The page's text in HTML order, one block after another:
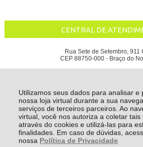
Utilizamos seus dados para analisar e
nossa loja virtual durante a sua
serviços de terceiros parceiros. Ao
virtual, você nos autoriza a coletar tais
através do cookies e utilizá-las para
finalidades. Em caso de dúvidas,
nossa Política de Privacidade
CENTRAL DE
Rua Sete de Setembro, 911
CEP 88750-000 - Braço do